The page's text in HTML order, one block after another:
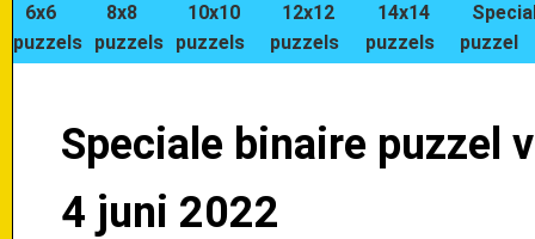
6x6
puzzels
8x8
puzzels
10x10
puzzels
12x12
puzzels
14x14
puzzels
puzzel
Speciale binaire puzzel
4 juni 2022